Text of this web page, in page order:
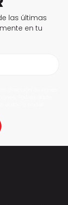
las últimas
en tu